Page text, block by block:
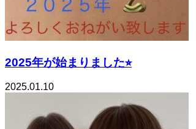
2025年が始まりました⭐︎
2025.01.10